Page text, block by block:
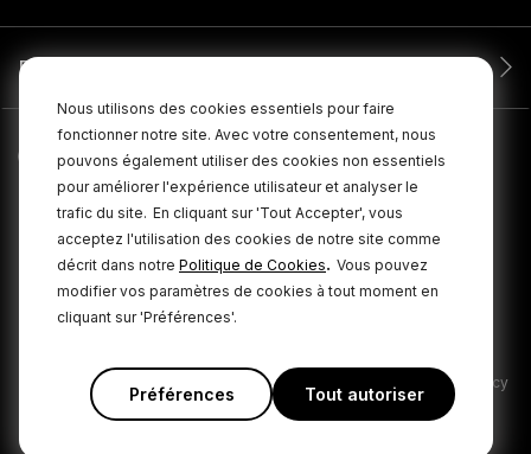
Nous utilisons des cookies essentiels pour faire
fonctionner notre site. Avec votre consentement, nous
pouvons également utiliser des cookies non essentiels
pour améliorer l'expérience utilisateur et analyser le
trafic du site. En cliquant sur 'Tout Accepter', vous
acceptez l'utilisation des cookies de notre site comme
décrit dans notre Politique de Cookies. Vous pouvez
modifier vos paramètres de cookies à tout moment en
cliquant sur 'Préférences'.
Préférences Tout autoriser
Entreprise
Politique de confidentialité Conditions générales Cookie Policy